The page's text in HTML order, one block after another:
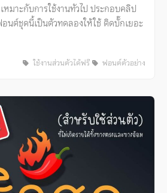
มาะกับการใช้งานทัวไป ประกอบคลิป
นต์ชุดนี้เป็นตัวทดลองให้ใช้ ติดบั๊กเยอะ
ใช้งานส่วนตัวได้ฟรี ฟอนต์ตัวอย่าง